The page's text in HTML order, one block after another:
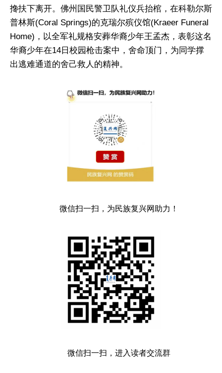
搀扶下离开。佛州国民警卫队礼仪兵抬棺，在科勒尔斯
普林斯(Coral Springs)的克瑞尔殡仪馆(Kraeer Funeral
Home)，以全军礼规格安葬华裔少年王孟杰，表彰这名
华裔少年在14日校园枪击案中，舍命顶门，为同学撑
出逃难通道的舍己救人的精神。
微信扫一扫，为民族复兴网助力！
微信扫一扫，进入读者交流群